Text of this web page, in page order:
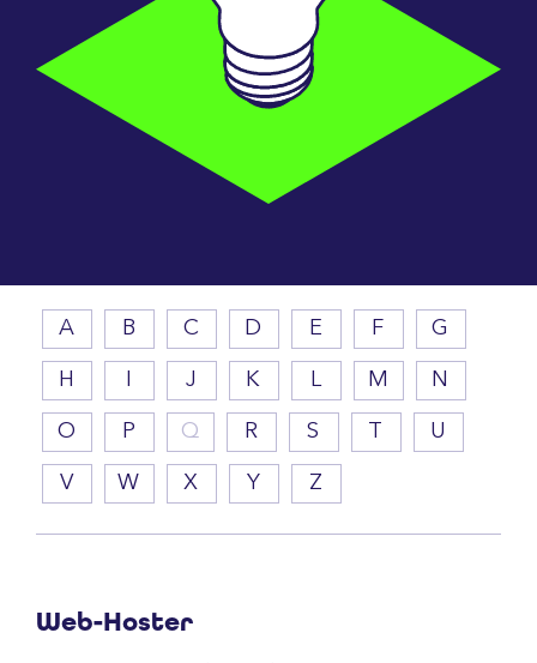
A B C D E F G
H J K L M N
O P Q R S U
V W X Y Z
Web-Hoster